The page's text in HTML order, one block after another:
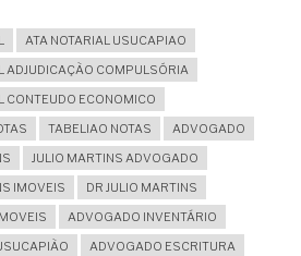
ATA NOTARIAL USUCAPIAO
ADJUDICAÇÃO COMPULSÓRIA
CONTEUDO ECONOMICO
TABELIAO NOTAS
ADVOGADO
JULIO MARTINS ADVOGADO
IMOVEIS
DR JULIO MARTINS
ADVOGADO INVENTÁRIO
ADVOGADO ESCRITURA